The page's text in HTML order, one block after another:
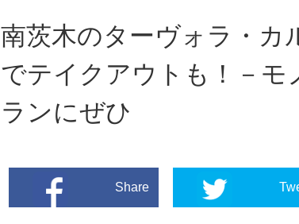
南茨木のターヴォラ・カ
でテイクアウトも！－モ
ランにぜひ
Share